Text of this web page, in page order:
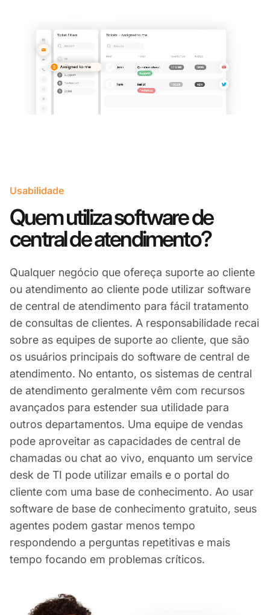
Usabilidade
Quem utiliza software de
central de atendimento?
Qualquer negócio que ofereça suporte ao cliente
ou atendimento ao cliente pode utilizar software
de central de atendimento para fácil tratamento
de consultas de clientes. A responsabilidade recai
sobre as equipes de suporte ao cliente, que são
os usuários principais do software de central de
atendimento. No entanto, os sistemas de central
de atendimento geralmente vêm com recursos
avançados para estender sua utilidade para
outros departamentos. Uma equipe de vendas
pode aproveitar as capacidades de central de
chamadas ou chat ao vivo, enquanto um service
desk de TI pode utilizar emails e o portal do
cliente com uma base de conhecimento. Ao usar
software de base de conhecimento gratuito, seus
agentes podem gastar menos tempo
respondendo a perguntas repetitivas e mais
tempo focando em problemas críticos.